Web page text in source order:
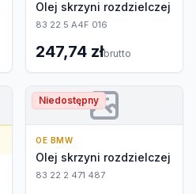
Olej skrzyni rozdzielczej
83 22 5 A4F 016
247,74 złbrutto
Niedostępny
OE BMW
Olej skrzyni rozdzielczej
83 22 2 471 487